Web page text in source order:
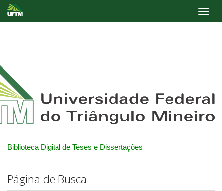
Biblioteca Digital de Teses e Dissertações
Página de Busca